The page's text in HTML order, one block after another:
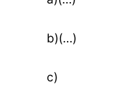
b)(…)
c)